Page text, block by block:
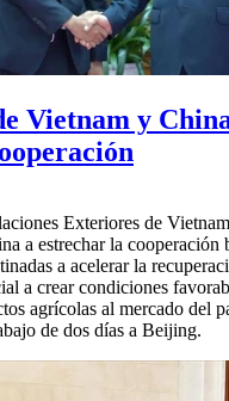
Vietnam y
Exteriores de
a estrechar la cooperación
a acelerar la
a crear condiciones
agrícolas al mercado del
de dos días a Beijing.